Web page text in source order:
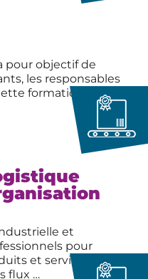
pour objectif de
les responsables
formation vise à
et
pour
et services tout
flux …